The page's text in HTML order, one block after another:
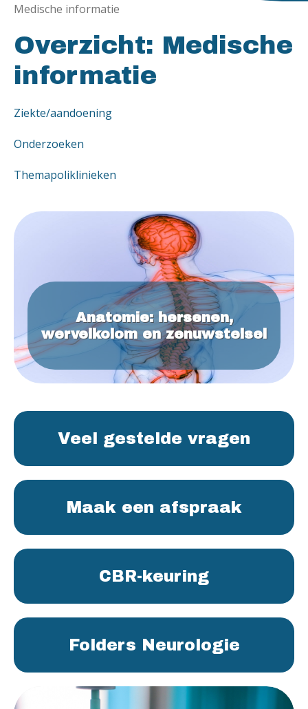
Medische informatie
Overzicht: Medische
informatie
Ziekte/aandoening
Onderzoeken
Themapoliklinieken
Anatomie: hersenen,
wervelkolom en zenuwstelsel
Veel gestelde vragen
Maak een afspraak
CBR-keuring
Folders Neurologie